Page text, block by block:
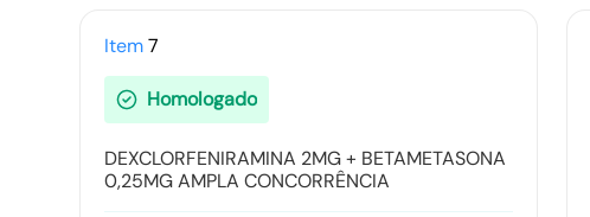
Item7
Homologado
DEXCLORFENIRAMINA 2MG + BETAMETASONA
0,25MG AMPLA CONCORRÊNCIA